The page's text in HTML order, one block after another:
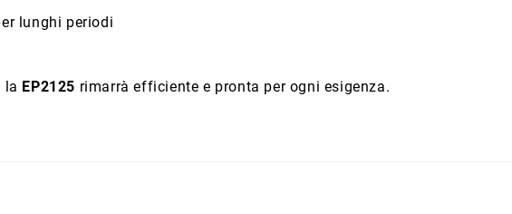
lunghi periodi
la EP2125 rimarrà efficiente e pronta per ogni esigenza.